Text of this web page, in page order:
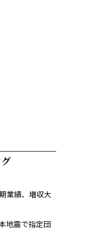
業績、増収大
地震で指定団